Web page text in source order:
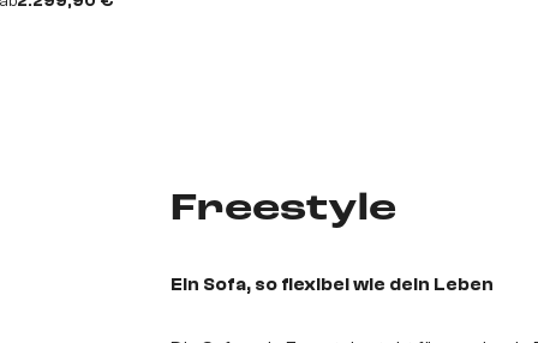
Freestyle
Ein Sofa, so flexibel wie dein Leben